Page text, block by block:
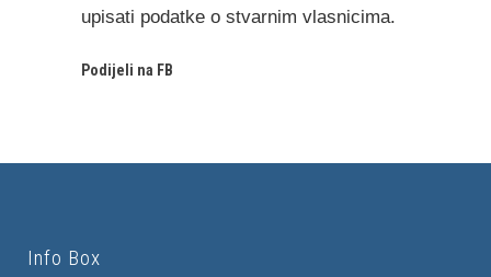
upisati podatke o stvarnim vlasnicima.
Podijeli na FB
Info Box